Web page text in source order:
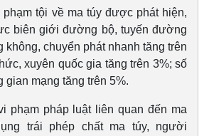
phạm tội về ma túy được phát hiện,
biên giới đường bộ, tuyến đường
không, chuyển phát nhanh tăng trên
xuyên quốc gia tăng trên 3%; số
gian mạng tăng trên 5%.
phạm pháp luật liên quan đến ma
trái phép chất ma túy, người